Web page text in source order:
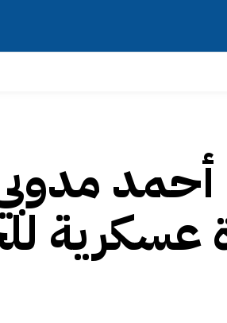
أحمد
عسكرية